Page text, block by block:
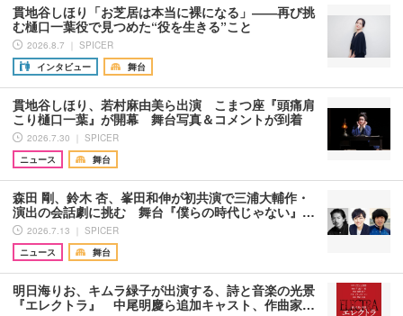
貫地谷しほり「お芝居は本当に裸になる」――再び挑
む樋口一葉役で見つめた“役を生きる”こと
2026.8.7 ｜ SPICER
インタビュー
舞台
貫地谷しほり、若村麻由美ら出演 こまつ座『頭痛肩
こり樋口一葉』が開幕 舞台写真＆コメントが到着
2026.7.30 ｜ SPICER
ニュース
舞台
森田 剛、鈴木 杏、峯田和伸が初共演で三浦大輔作・
演出の会話劇に挑む 舞台『僕らの時代じゃない』…
2026.7.13 ｜ SPICER
ニュース
舞台
明日海りお、キムラ緑子が出演する、詩と音楽の光景
『エレクトラ』 中尾明慶ら追加キャスト、作曲家…